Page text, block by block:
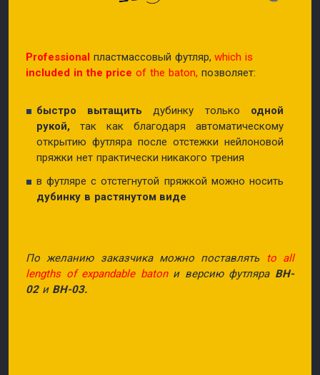
Professional пластмассовый футляр,which is
included in the price of the baton, позволяет:
быстро вытащить дубинку только одной
рукой, так как благодаря автоматическому
открытию футляра после отстежки нейлоновой
пряжки нет практически никакого трения
в футляре с отстегнутой пряжкой можно носить
дубинку в растянутом виде
По желанию заказчика можно поставлять
to all
lengths of expandable baton и версию футляра BH-
02и BH-03.